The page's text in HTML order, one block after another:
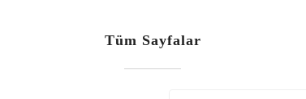
Tüm Sayfalar